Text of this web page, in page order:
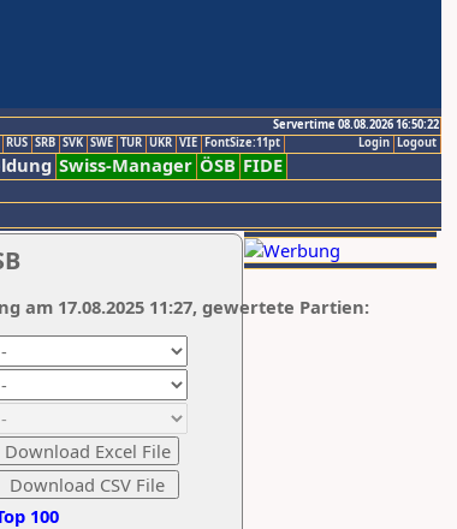
Servertime 08.08.2026 16:50:22
Logout
Login
RUS SRB SVK SWE TUR UKR VIE FontSize:11pt
Swiss-Manager ÖSB FIDE
100
am 17.08.2025 11:27, gewertete Partien: